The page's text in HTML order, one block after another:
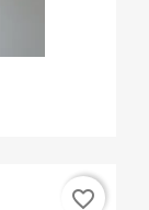
favorite_border